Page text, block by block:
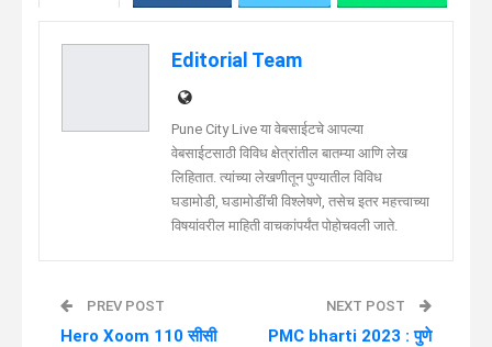
Editorial Team
Pune City Live या वेबसाईटचे आपल्या
वेबसाईटसाठी विविध क्षेत्रांतील बातम्या आणि लेख
लिहितात. त्यांच्या लेखणीतून पुण्यातील विविध
घडामोडी, घडामोडींची विश्लेषणे, तसेच इतर महत्त्वाच्या
विषयांवरील माहिती वाचकांपर्यंत पोहोचवली जाते.
PREV POST
Hero Xoom 110 सीसी
NEXT POST
PMC bharti 2023 : पुणे